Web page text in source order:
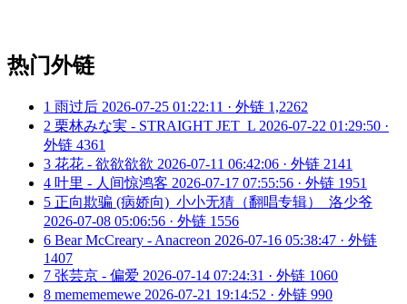
热门外链
1 雨过后 2026-07-25 01:22:11 · 外链 1,2262
2 栗林みな実 - STRAIGHT JET_L 2026-07-22 01:29:50 ·
外链 4361
3 花花 - 欲欲欲欲 2026-07-11 06:42:06 · 外链 2141
4 叶里 - 人间惊鸿客 2026-07-17 07:55:56 · 外链 1951
5 正向欺骗 (病娇向)_小小无猜（翻唱专辑）_洛少爷
2026-07-08 05:06:56 · 外链 1556
6 Bear McCreary - Anacreon 2026-07-16 05:38:47 · 外链
1407
7 张芸京 - 偏爱 2026-07-14 07:24:31 · 外链 1060
8 memememewe 2026-07-21 19:14:52 · 外链 990